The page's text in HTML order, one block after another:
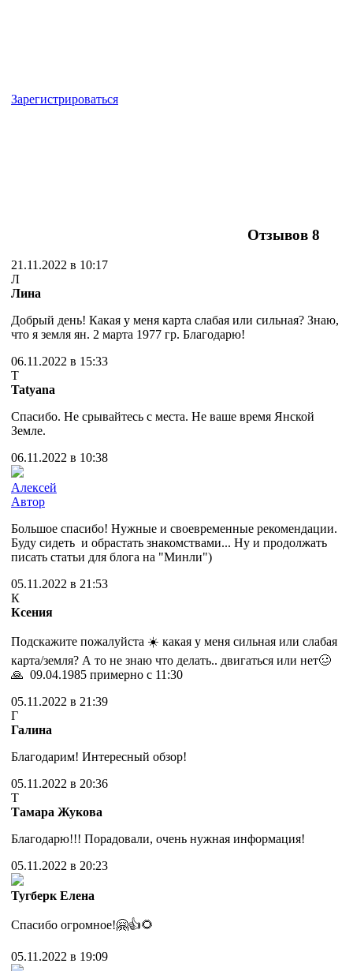
Зарегистрироваться
Отзывов 8
21.11.2022 в 10:17
Л
Лина
Добрый день! Какая у меня карта слабая или сильная? Знаю,
что я земля ян. 2 марта 1977 гр. Благодарю!
06.11.2022 в 15:33
T
Tatyana
Спасибо. Не срывайтесь с места. Не ваше время Янской
Земле.
06.11.2022 в 10:38
Алексей
Автор
Большое спасибо! Нужные и своевременные рекомендации.
Буду сидеть и обрастать знакомствами... Ну и продолжать
писать статьи для блога на "Минли")
05.11.2022 в 21:53
К
Ксения
Подскажите пожалуйста ☀️ какая у меня сильная или слабая
карта/земля? А то не знаю что делать.. двигаться или нет🥴
🙏 09.04.1985 примерно с 11:30
05.11.2022 в 21:39
Г
Галина
Благодарим! Интересный обзор!
05.11.2022 в 20:36
Т
Тамара Жукова
Благодарю!!! Порадовали, очень нужная информация!
05.11.2022 в 20:23
Тугберк Елена
Спасибо огромное!🤗👍🌻
05.11.2022 в 19:09